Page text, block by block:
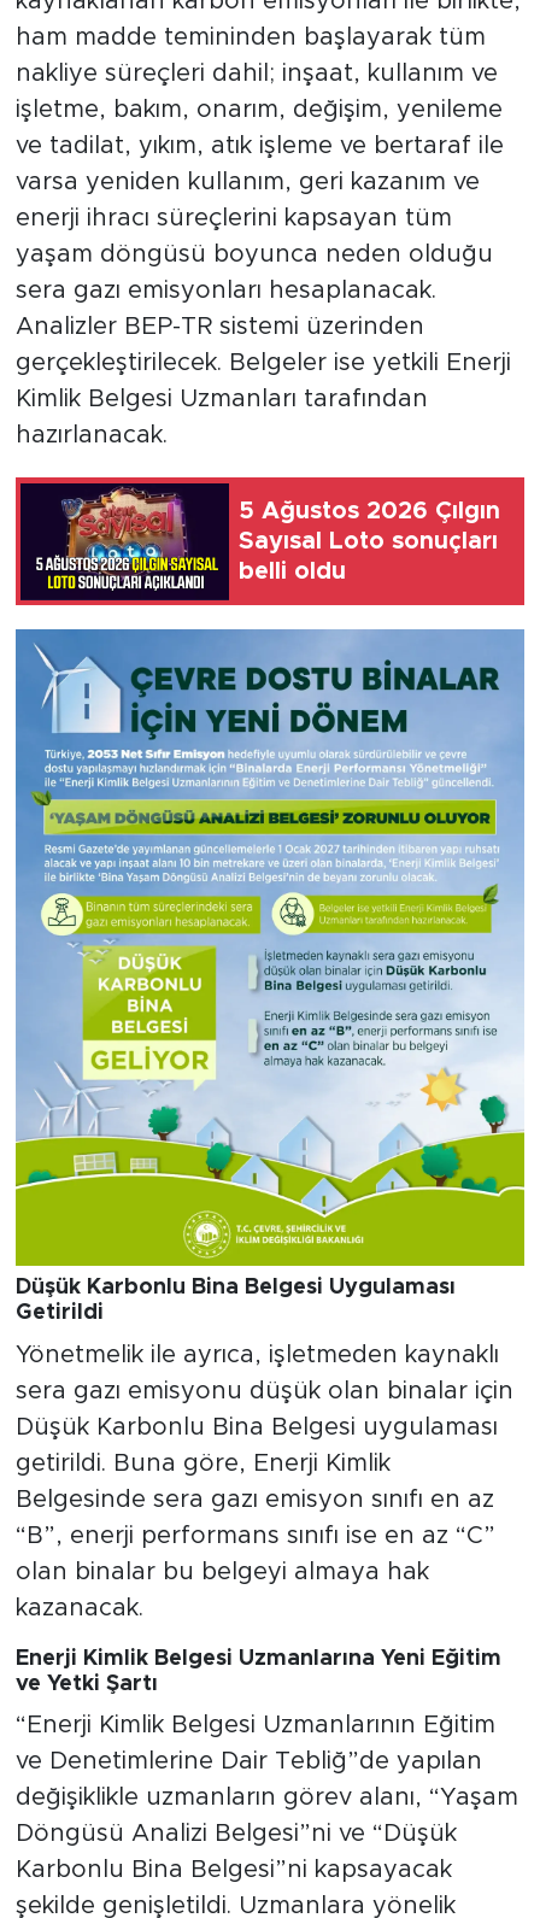
ham madde temininden başlayarak tüm
nakliye süreçleri dahil; inşaat, kullanım ve
işletme, bakım, onarım, değişim, yenileme
ve tadilat, yıkım, atık işleme ve bertaraf ile
varsa yeniden kullanım, geri kazanım ve
enerji ihracı süreçlerini kapsayan tüm
yaşam döngüsü boyunca neden olduğu
sera gazı emisyonları hesaplanacak.
Analizler BEP-TR sistemi üzerinden
gerçekleştirilecek. Belgeler ise yetkili Enerji
Kimlik Belgesi Uzmanları tarafından
hazırlanacak.
5 Ağustos 2026 Çılgın
Sayısal Loto sonuçları
belli oldu
Düşük Karbonlu Bina Belgesi Uygulaması
Getirildi
Yönetmelik ile ayrıca, işletmeden kaynaklı
sera gazı emisyonu düşük olan binalar için
Düşük Karbonlu Bina Belgesi uygulaması
getirildi. Buna göre, Enerji Kimlik
Belgesinde sera gazı emisyon sınıfı en az
“B”, enerji performans sınıfı ise en az “C”
olan binalar bu belgeyi almaya hak
kazanacak.
Enerji Kimlik Belgesi Uzmanlarına Yeni Eğitim
ve Yetki Şartı
“Enerji Kimlik Belgesi Uzmanlarının Eğitim
ve Denetimlerine Dair Tebliğ”de yapılan
değişiklikle uzmanların görev alanı, “Yaşam
Döngüsü Analizi Belgesi”ni ve “Düşük
Karbonlu Bina Belgesi”ni kapsayacak
şekilde genişletildi. Uzmanlara yönelik